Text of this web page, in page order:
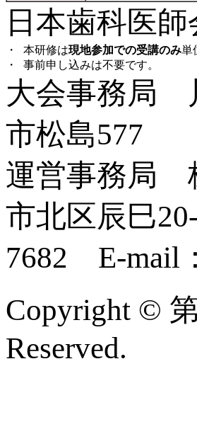
日本歯科医
・ 本研修は現地参加での受講のみ単
・
事前申し込みは不要です。
大会事務局
市松島577
運営事務局
市北区辰巳
7682 E-mail：
Copyright ©
Reserved.